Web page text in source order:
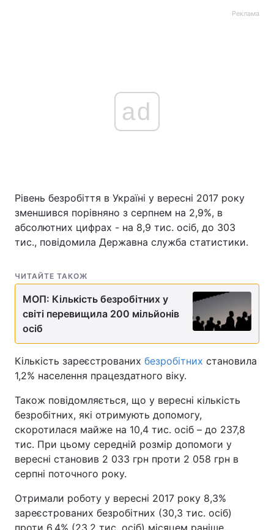
Реклама
ad
Рівень безробіття в Україні у вересні 2017 року
зменшився порівняно з серпнем на 2,9%, в
абсолютних цифрах - на 8,9 тис. осіб, до 303
тис., повідомила Державна служба статистики.
ЧИТАЙТЕ ТАКОЖ
МОП: Кількість безробітних у
світі перевищила 200 мільйонів
осіб
Кількість зареєстрованих безробітних становила
1,2% населення працездатного віку.
Також повідомляється, що у вересні кількість
безробітних, які отримують допомогу,
скоротилася майже на 10,4 тис. осіб – до 237,8
тис. При цьому середній розмір допомоги у
вересні становив 2 033 грн проти 2 058 грн в
серпні поточного року.
Отримали роботу у вересні 2017 року 8,3%
зареєстрованих безробітних (30,3 тис. осіб)
проти 6,4% (23,2 тис. осіб) місяцем раніше.